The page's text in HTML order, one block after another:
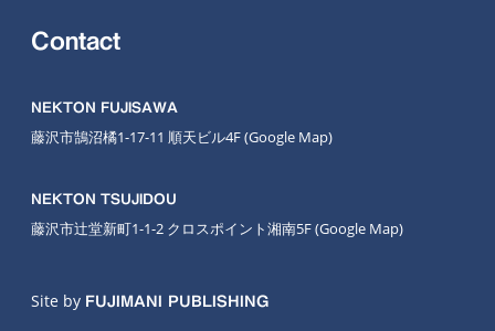
Contact
NEKTON FUJISAWA
藤沢市鵠沼橘1-17-11 順天ビル4F(Google Map)
NEKTON TSUJIDOU
藤沢市辻堂新町1-1-2 クロスポイント湘南5F(Google Map)
Site by FUJIMANI PUBLISHING